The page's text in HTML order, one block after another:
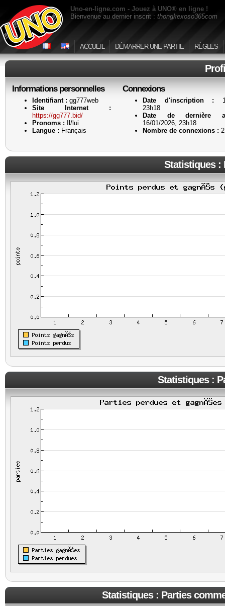
Uno-en-ligne.com - Jouez à UNO® en ligne !
Bienvenue au dernier inscrit : thongkexoso365com
ACCUEIL DÉMARRER UNE PARTIE RÈGLES
Informations personnelles
Identifiant : gg777web
Site Internet :
https://gg777.bid/
Pronoms : Il/lui
Langue : Français
Connexions
Date d'inscription :
23h18
Date de dernière
16/01/2026, 23h18
Nombre de connexions : 2
Statistiques :
Statistiques :
Statistiques : Parties